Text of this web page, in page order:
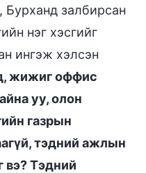
залбирсан
нэг хэсгийг
ингэж хэлсэн
жижиг оффис
уу, олон
газрын
тэдний ажлын
вэ? Тэдний